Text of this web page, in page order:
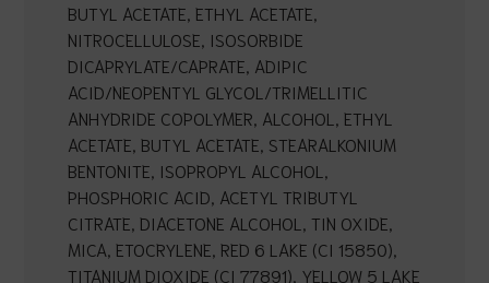
BUTYL ACETATE, ETHYL ACETATE,
NITROCELLULOSE, ISOSORBIDE
DICAPRYLATE/CAPRATE, ADIPIC
ACID/NEOPENTYL GLYCOL/TRIMELLITIC
ANHYDRIDE COPOLYMER, ALCOHOL, ETHYL
ACETATE, BUTYL ACETATE, STEARALKONIUM
BENTONITE, ISOPROPYL ALCOHOL,
PHOSPHORIC ACID, ACETYL TRIBUTYL
CITRATE, DIACETONE ALCOHOL, TIN OXIDE,
MICA, ETOCRYLENE, RED 6 LAKE (CI 15850),
TITANIUM DIOXIDE (CI 77891), YELLOW 5 LAKE